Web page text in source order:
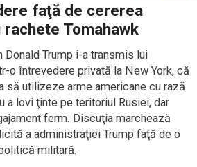
faţă de cererea
Tomahawk
Trump i-a transmis lui
o întrevedere privată la New York, că
să utilizeze arme americane cu rază
a lovi ţinte pe teritoriul Rusiei, dar
ferm. Discuţia marchează
a administraţiei Trump faţă de o
militară.